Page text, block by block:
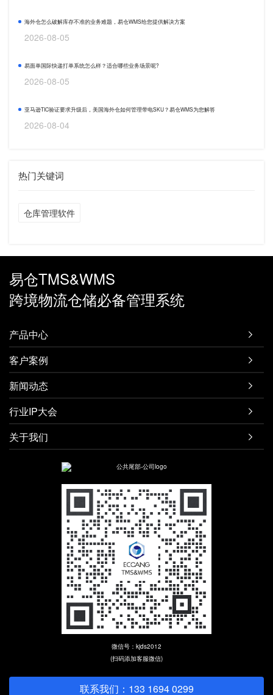
海外仓怎么破解库存不准的业务难题，易仓WMS给您提供解决方案
2026-08-05
易面单国际快递打单系统怎么样？适合哪些业务场景呢?
2026-08-05
亚马逊TIC验证要求升级后，美国海外仓如何管理带电SKU？易仓WMS为您解答
2026-08-04
热门关键词
仓库管理软件
易仓TMS&WMS
跨境物流仓储必备管理系统
产品中心 
客户案例 
新闻动态 
行业IP大会 
关于我们 
微信号：kjds2012
(扫码添加客服微信)
联系我们：133 1694 0299